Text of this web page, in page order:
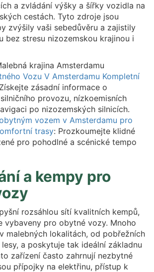
a zvládání výšky a šířky vozidla na
cestách. Tyto zdroje jsou
zvýšily vaši sebedůvěru a zajistily
bez stresu nizozemskou krajinou i
krajina Amsterdamu
Vozu V Amsterdamu Kompletní
zásadní informace o
provozu, nízkoemisních
po nizozemských silnicích.
vozem v Amsterdamu pro
trasy: Prozkoumejte klidné
pro pohodlné a scénické tempo
a kempy pro
rozsáhlou sítí kvalitních kempů,
vybaveny pro obytné vozy. Mnoho
malebných lokalitách, od pobřežních
a poskytuje tak ideální základnu
zařízení často zahrnují nezbytné
přípojky na elektřinu, přístup k